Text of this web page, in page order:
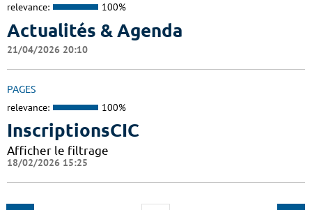
relevance: 100%
Actualités & Agenda
21/04/2026 20:10
PAGES
relevance: 100%
InscriptionsCIC
Afficher le filtrage
18/02/2026 15:25